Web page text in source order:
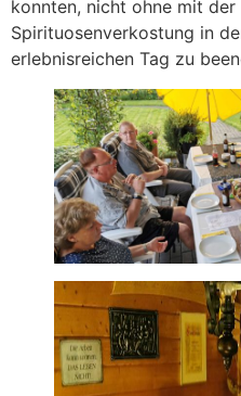
konnten, nicht ohne mit
Spirituosenverkostung in
erlebnisreichen Tag zu